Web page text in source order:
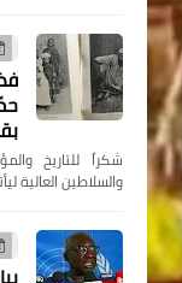
شكراً للتاريخ
والسلاطين العالية